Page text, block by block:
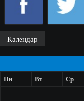
Календар
Пн Вт Ср